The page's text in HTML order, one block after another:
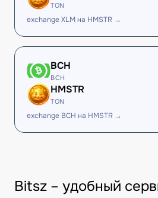
TON
exchange XLM на HMSTR →
BCH
BCH
HMSTR
TON
exchange BCH на HMSTR →
Bitsz – удобный